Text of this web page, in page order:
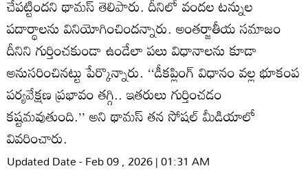
చేపట్టిందని థామస్‌ తెలిపారు. దీనిలో వందల టన్నుల
పదార్థాలను వినియోగించిందన్నారు. అంతర్జాతీయ సమాజం
దీనిని గుర్తించకుండా ఉండేలా పలు విధానాలను కూడా
అనుసరించినట్టు పేర్కొన్నారు. ‘‘డీకప్లింగ్‌ విధానం వల్ల భూకంప
పర్యవేక్షణ ప్రభావం తగ్గి.. ఇతరులు గుర్తించడం
కష్టమవుతుంది.’’ అని థామస్‌ తన సోషల్‌ మీడియాలో
వివరించారు.
Updated Date - Feb 09 , 2026 | 01:31 AM